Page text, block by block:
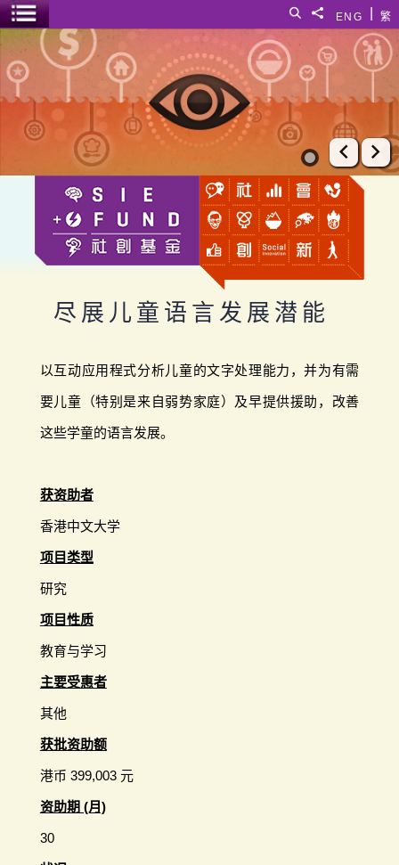
繁
ENG
分享給
搜寻
菜单开关
尽展儿童语言发展潜能
上一张
下
尽展儿童语言发展潜能
以互动应用程式分析儿童的文字处理能力，并为有需
要儿童（特别是来自弱势家庭）及早提供援助，改善
这些学童的语言发展。
获资助者
香港中文大学
项目类型
研究
项目性质
教育与学习
主要受惠者
其他
获批资助额
港币 399,003 元
资助期 (月)
30